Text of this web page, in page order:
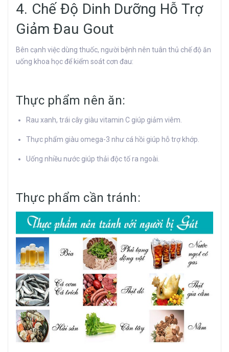
4. Chế Độ Dinh Dưỡng Hỗ Trợ
Giảm Đau Gout
Bên cạnh việc dùng thuốc, người bệnh nên tuân thủ chế độ ăn
uống khoa học để kiểm soát cơn đau:
Thực phẩm nên ăn:
Rau xanh, trái cây giàu vitamin C giúp giảm viêm.
Thực phẩm giàu omega-3 như cá hồi giúp hỗ trợ khớp.
Uống nhiều nước giúp thải độc tố ra ngoài.
Thực phẩm cần tránh: